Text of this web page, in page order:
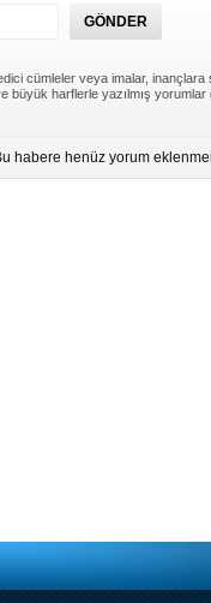
cümleler veya imalar, inançlara
büyük harflerle yazılmış yorumlar
habere henüz yorum